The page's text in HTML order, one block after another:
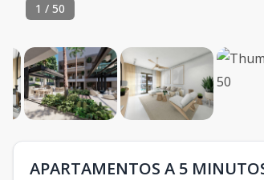
1 / 50
APARTAMENTOS A 5